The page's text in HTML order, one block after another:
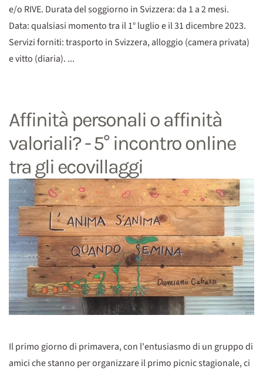
e/o RIVE. Durata del soggiorno in Svizzera: da 1 a 2 mesi.
Data: qualsiasi momento tra il 1° luglio e il 31 dicembre 2023.
Servizi forniti: trasporto in Svizzera, alloggio (camera privata)
e vitto (diaria). ...
Affinità personali o affinità
valoriali? - 5° incontro online
tra gli ecovillaggi
Il primo giorno di primavera, con l'entusiasmo di un gruppo di
amici che stanno per organizzare il primo picnic stagionale, ci